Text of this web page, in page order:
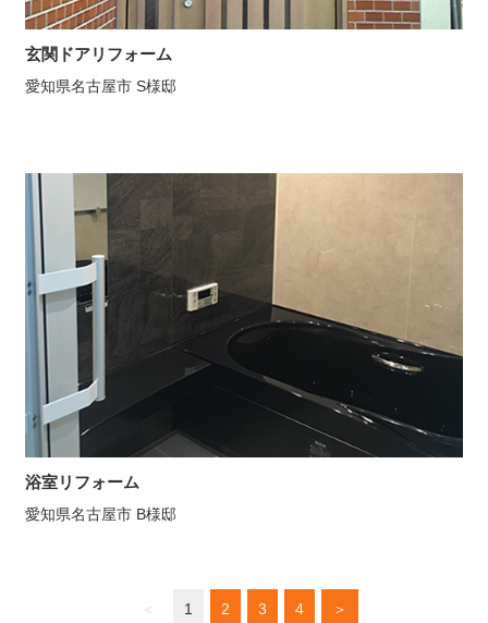
玄関ドアリフォーム
愛知県名古屋市 S様邸
浴室リフォーム
愛知県名古屋市 B様邸
＜ 1 2 3 4 ＞